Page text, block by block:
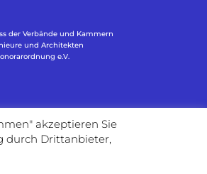
der Verbände und Kammern
und Architekten
e.V.
akzeptieren Sie
durch Drittanbieter,